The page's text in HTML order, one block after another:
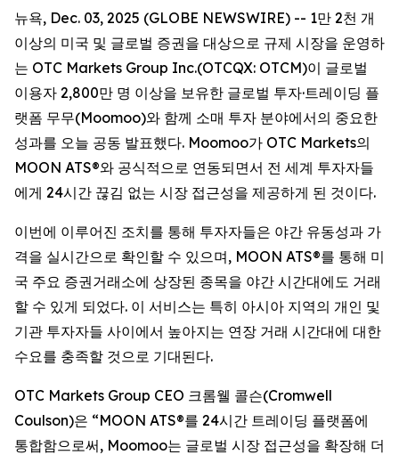
뉴욕, Dec. 03, 2025 (GLOBE NEWSWIRE) -- 1만 2천 개
이상의 미국 및 글로벌 증권을 대상으로 규제 시장을 운영하
는 OTC Markets Group Inc.(OTCQX: OTCM)이 글로벌
이용자 2,800만 명 이상을 보유한 글로벌 투자·트레이딩 플
랫폼 무무(Moomoo)와 함께 소매 투자 분야에서의 중요한
성과를 오늘 공동 발표했다. Moomoo가 OTC Markets의
MOON ATS®와 공식적으로 연동되면서 전 세계 투자자들
에게 24시간 끊김 없는 시장 접근성을 제공하게 된 것이다.
이번에 이루어진 조치를 통해 투자자들은 야간 유동성과 가
격을 실시간으로 확인할 수 있으며, MOON ATS®를 통해 미
국 주요 증권거래소에 상장된 종목을 야간 시간대에도 거래
할 수 있게 되었다. 이 서비스는 특히 아시아 지역의 개인 및
기관 투자자들 사이에서 높아지는 연장 거래 시간대에 대한
수요를 충족할 것으로 기대된다.
OTC Markets Group CEO 크롬웰 콜슨(Cromwell
Coulson)은 “MOON ATS®를 24시간 트레이딩 플랫폼에
통합함으로써, Moomoo는 글로벌 시장 접근성을 확장해 더